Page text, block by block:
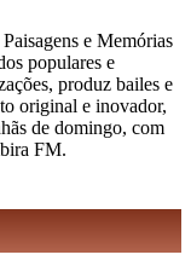
e Memórias
populares e
produz bailes e
original e inovador,
de domingo, com
FM.